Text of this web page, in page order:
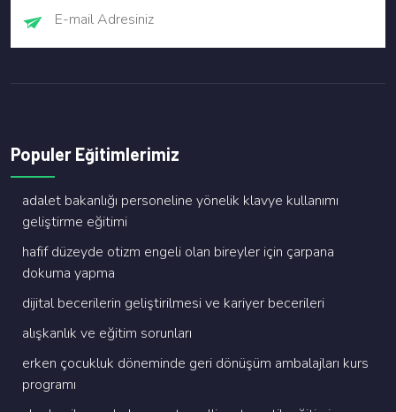
Populer Eğitimlerimiz
adalet bakanliği personeli̇ne yöneli̇k klavye kullanimi
geli̇şti̇rme eği̇ti̇mi̇
hafi̇f düzeyde oti̇zm engeli̇ olan bi̇reyler i̇çi̇n çarpana
dokuma yapma
di̇ji̇tal beceri̇leri̇n geli̇şti̇ri̇lmesi̇ ve kari̇yer beceri̇leri̇
alişkanlik ve eği̇ti̇m sorunlari
erken çocukluk dönemi̇nde geri̇ dönüşüm ambalajlari kurs
programi